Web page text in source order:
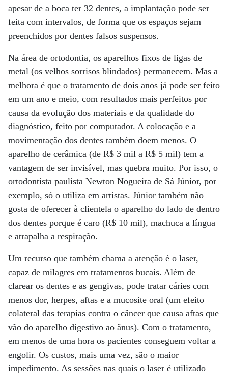
apesar de a boca ter 32 dentes, a implantação pode ser
feita com intervalos, de forma que os espaços sejam
preenchidos por dentes falsos suspensos.
Na área de ortodontia, os aparelhos fixos de ligas de
metal (os velhos sorrisos blindados) permanecem. Mas a
melhora é que o tratamento de dois anos já pode ser feito
em um ano e meio, com resultados mais perfeitos por
causa da evolução dos materiais e da qualidade do
diagnóstico, feito por computador. A colocação e a
movimentação dos dentes também doem menos. O
aparelho de cerâmica (de R$ 3 mil a R$ 5 mil) tem a
vantagem de ser invisível, mas quebra muito. Por isso, o
ortodontista paulista Newton Nogueira de Sá Júnior, por
exemplo, só o utiliza em artistas. Júnior também não
gosta de oferecer à clientela o aparelho do lado de dentro
dos dentes porque é caro (R$ 10 mil), machuca a língua
e atrapalha a respiração.
Um recurso que também chama a atenção é o laser,
capaz de milagres em tratamentos bucais. Além de
clarear os dentes e as gengivas, pode tratar cáries com
menos dor, herpes, aftas e a mucosite oral (um efeito
colateral das terapias contra o câncer que causa aftas que
vão do aparelho digestivo ao ânus). Com o tratamento,
em menos de uma hora os pacientes conseguem voltar a
engolir. Os custos, mais uma vez, são o maior
impedimento. As sessões nas quais o laser é utilizado